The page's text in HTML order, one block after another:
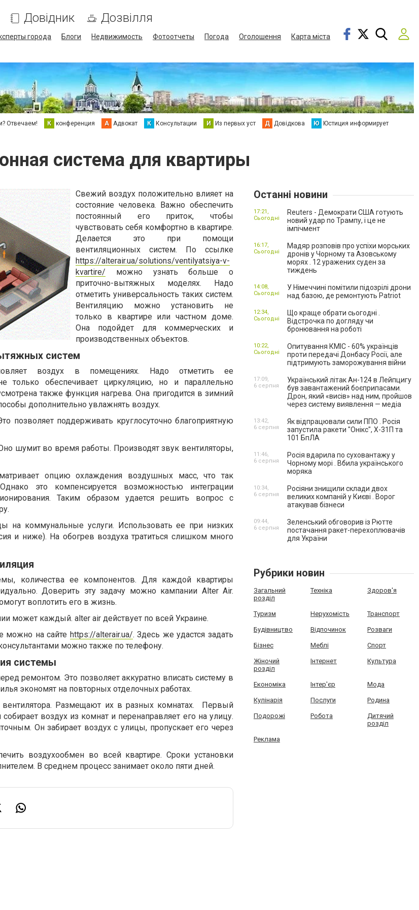
Довідник Дозвілля
города Блоги Недвижимость Фотоотчеты Погода Оголошення
Карта міста
Отвечаем! К конференция А Адвокат К Консультации И Из первых уст Д Довідкова Ю Юстиция информирует
система для квартиры
Свежий воздух положительно влияет на
состояние человека. Важно обеспечить
постоянный его приток, чтобы
чувствовать себя комфортно в квартире.
Делается это при помощи
вентиляционных систем. По ссылке
https://alterair.ua/solutions/ventilyatsiya-v-
kvartire/ можно узнать больше о
приточно-вытяжных моделях. Надо
отметить универсальность таких систем.
Вентиляцию можно установить не
только в квартире или частном доме.
Она подойдет для коммерческих и
производственных объектов.
систем
воздух в помещениях. Надо отметить еe
только обеспечивает циркуляцию, но и параллельно
также функция нагрева. Она пригодится в зимний
дополнительно увлажнять воздух.
позволяет поддерживать круглосуточно благоприятную
шумит во время работы. Производят звук вентиляторы,
опцию охлаждения воздушных масс, что так
это компенсируется возможностью интеграции
Таким образом удается решить вопрос с
на коммунальные услуги. Использовать ее при низких
и ниже). На обогрев воздуха тратиться слишком много
количества ее компонентов. Для каждой квартиры
Доверить эту задачу можно кампании Alter Air.
воплотить его в жизнь.
может каждый. alter air действует по всей Украине.
можно на сайте https://alterair.ua/. Здесь же удастся задать
можно также по телефону.
системы
ремонтом. Это позволяет аккуратно вписать систему в
экономят на повторных отделочных работах.
вентилятора. Размещают их в разных комнатах. Первый
воздух из комнат и перенаправляет его на улицу.
Он забирает воздух с улицы, пропускает его через
воздухообмен во всей квартире. Сроки установки
В среднем процесс занимает около пяти дней.
Останні новини
Reuters - Демократи США готують
новий удар по Трампу, і це не
імпічмент
17:21,
Сьогодні
Мадяр розповів про успіхи морських
дронів у Чорному та Азовському
морях . 12 уражених суден за
тиждень
16:17,
Сьогодні
У Німеччині помітили підозрілі дрони
над базою, де ремонтують Patriot
14:08,
Сьогодні
Що краще обрати сьогодні .
Відстрочка по догляду чи
бронювання на роботі
12:34,
Сьогодні
Опитування КМІС - 60% українців
проти передачі Донбасу Росії, але
підтримують заморожування війни
10:22,
Сьогодні
Український літак Ан-124 в Лейпцигу
був завантажений боєприпасами.
Дрон, який «висів» над ним, пройшов
через систему виявлення — медіа
17:09,
6 серпня
Як відпрацювали сили ППО . Росія
запустила ракети "Онікс", Х-31П та
101 БпЛА
13:42,
6 серпня
Росія вдарила по суховантажу у
Чорному морі . Вбила українського
моряка
11:46,
6 серпня
Росіяни знищили склади двох
великих компаній у Києві . Ворог
атакував бізнеси
10:34,
6 серпня
Зеленський обговорив із Рютте
постачання ракет-перехоплювачів
для України
09:44,
6 серпня
Рубрики новин
Загальний
розділ
Техніка Здоров'я
Туризм Нерухомість Транспорт
Будівництво Відпочинок Розваги
Бізнес Меблі Спорт
Жіночий
розділ
Інтернет Культура
Економіка Інтер'єр Мода
Кулінарія Послуги Родина
Подорожі Робота
Дитячий
розділ
Реклама